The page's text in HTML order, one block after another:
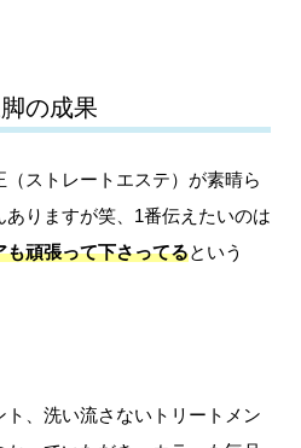
の成果
ストレートエステ）が素晴ら
ありますが笑、1番伝えたいのは
頑張って下さってるという
、洗い流さないトリートメン